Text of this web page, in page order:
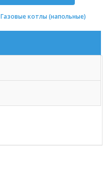
Газовые котлы (напольные)